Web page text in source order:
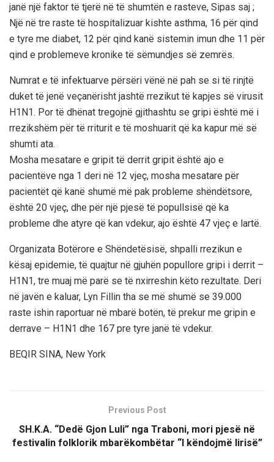
janë një faktor të tjerë në të shumtën e rasteve, Sipas saj ;
Një në tre raste të hospitalizuar kishte asthma, 16 për qind
e tyre me diabet, 12 për qind kanë sistemin imun dhe 11 për
qind e problemeve kronike të sëmundjes së zemrës.
Numrat e të infektuarve përsëri vënë në pah se si të rinjtë
duket të jenë veçanërisht jashtë rrezikut të kapjes së virusit
H1N1. Por të dhënat tregojnë gjithashtu se gripi është më i
rrezikshëm për të rriturit e të moshuarit që ka kapur më së
shumti ata.
Mosha mesatare e gripit të derrit gripit është ajo e
pacientëve nga 1 deri në 12 vjeç, mosha mesatare për
pacientët që kanë shumë më pak probleme shëndëtsore,
është 20 vjeç, dhe për një pjesë të popullsisë që ka
probleme dhe atyre që kan vdekur, ajo është 47 vjeç e lartë.
Organizata Botërore e Shëndetësisë, shpalli rrezikun e
kësaj epidemie, të quajtur në gjuhën popullore gripi i derrit –
H1N1, tre muaj më parë se të nxirreshin këto rezultate. Deri
në javën e kaluar, Lyn Fillin tha se më shumë se 39.000
raste ishin raportuar në mbarë botën, të prekur me gripin e
derrave – H1N1 dhe 167 pre tyre janë të vdekur.
BEQIR SINA, New York
Previous Post
SH.K.A. “Dedë Gjon Luli” nga Traboni, mori pjesë në
festivalin folklorik mbarëkombëtar “I këndojmë lirisë”